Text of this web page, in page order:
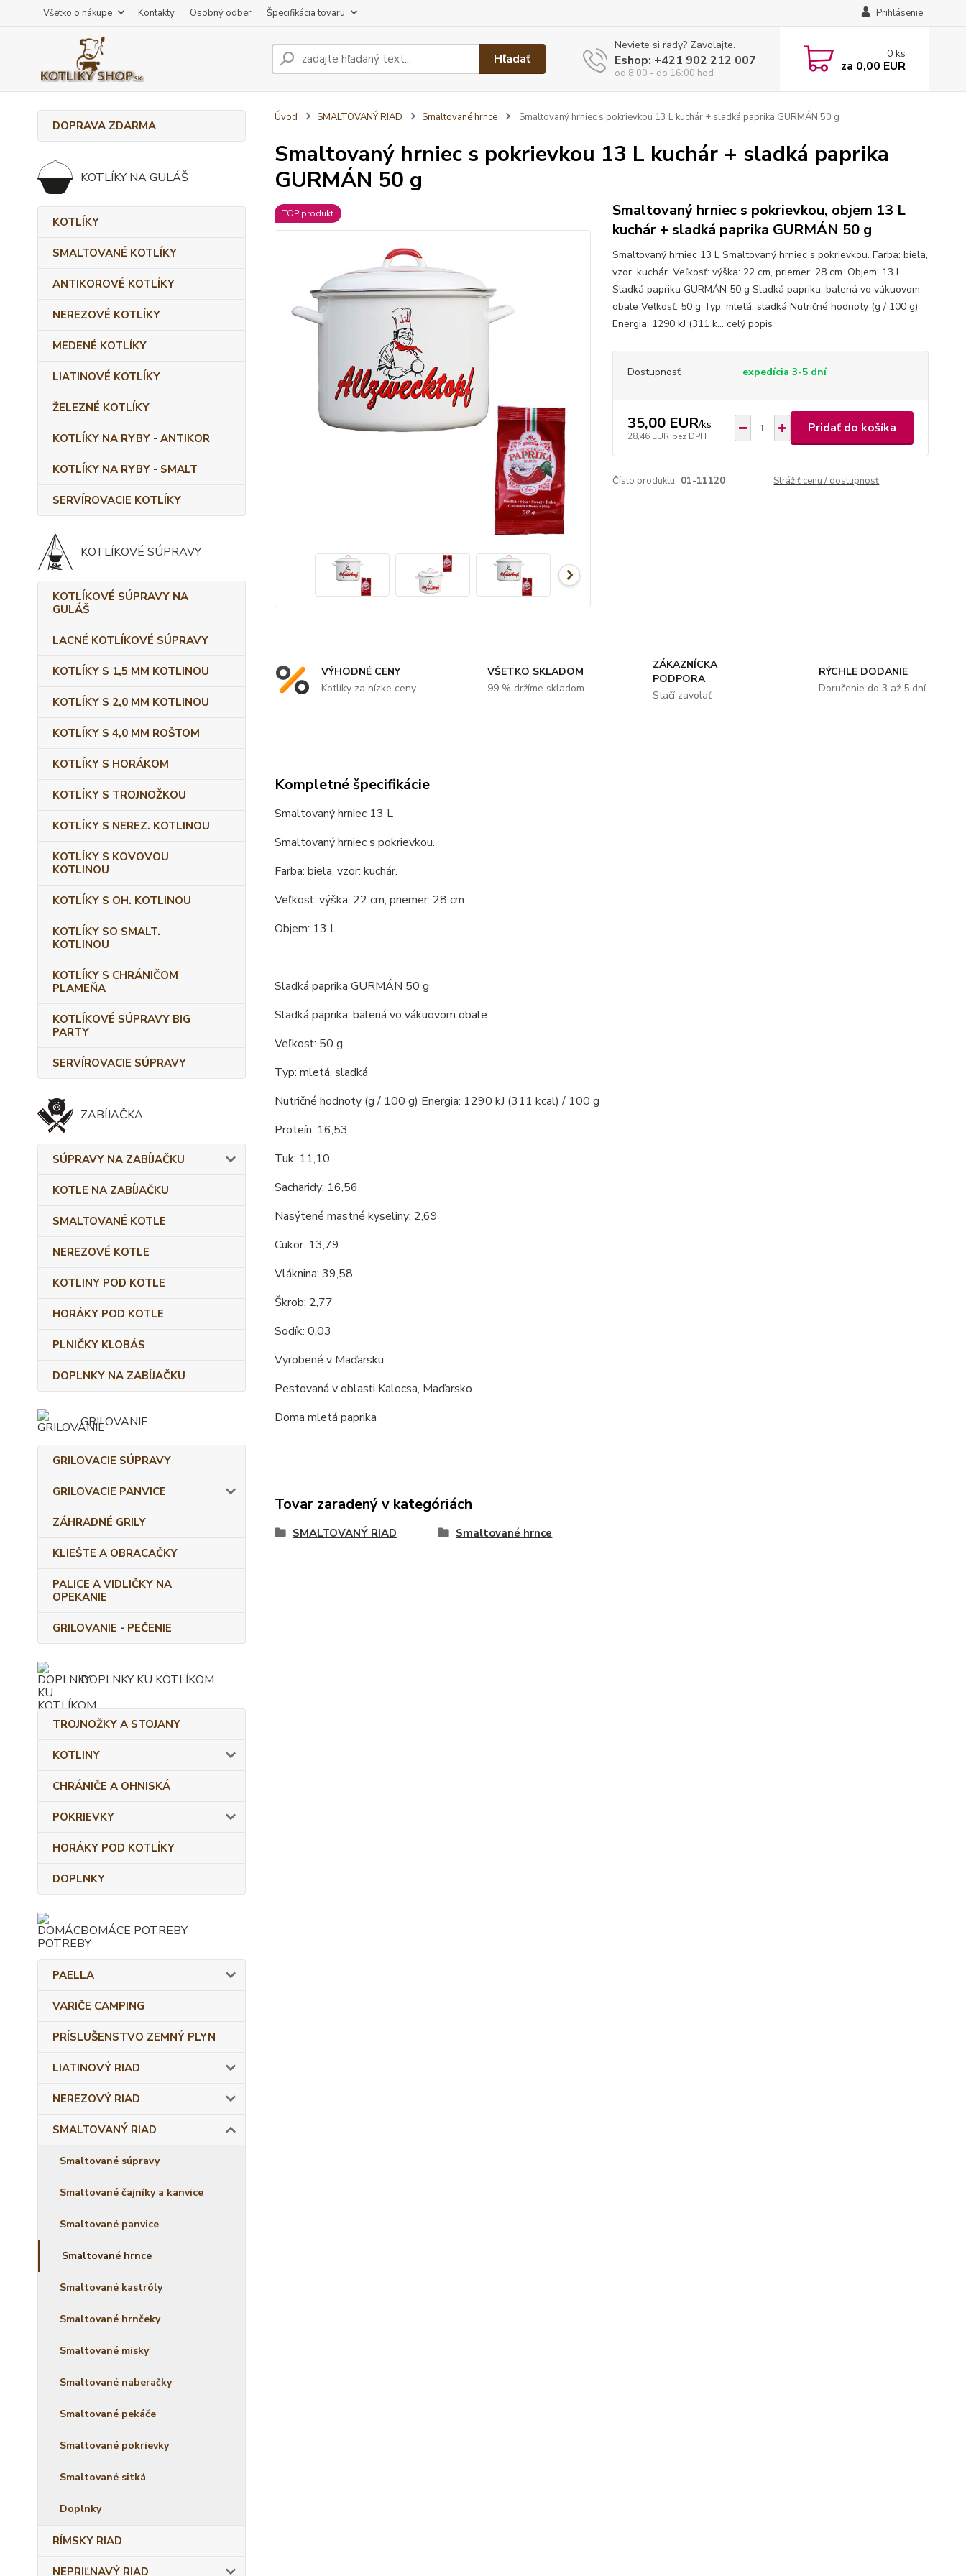
Všetko o nákupe Kontakty Osobný odber Špecifikácia tovaru Prihlásenie
Hľadať
Neviete si rady? Zavolajte.
Eshop: +421 902 212 007
od 8:00 - do 16:00 hod
0 ks
za 0,00 EUR
DOPRAVA ZDARMA
KOTLÍKY NA GULÁŠ
KOTLÍKY
SMALTOVANÉ KOTLÍKY
ANTIKOROVÉ KOTLÍKY
NEREZOVÉ KOTLÍKY
MEDENÉ KOTLÍKY
LIATINOVÉ KOTLÍKY
ŽELEZNÉ KOTLÍKY
KOTLÍKY NA RYBY - ANTIKOR
KOTLÍKY NA RYBY - SMALT
SERVÍROVACIE KOTLÍKY
KOTLÍKOVÉ SÚPRAVY
KOTLÍKOVÉ SÚPRAVY NA
GULÁŠ
LACNÉ KOTLÍKOVÉ SÚPRAVY
KOTLÍKY S 1,5 MM KOTLINOU
KOTLÍKY S 2,0 MM KOTLINOU
KOTLÍKY S 4,0 MM ROŠTOM
KOTLÍKY S HORÁKOM
KOTLÍKY S TROJNOŽKOU
KOTLÍKY S NEREZ. KOTLINOU
KOTLÍKY S KOVOVOU
KOTLINOU
KOTLÍKY S OH. KOTLINOU
KOTLÍKY SO SMALT.
KOTLINOU
KOTLÍKY S CHRÁNIČOM
PLAMEŇA
KOTLÍKOVÉ SÚPRAVY BIG
PARTY
SERVÍROVACIE SÚPRAVY
ZABÍJAČKA
SÚPRAVY NA ZABÍJAČKU
KOTLE NA ZABÍJAČKU
SMALTOVANÉ KOTLE
NEREZOVÉ KOTLE
KOTLINY POD KOTLE
HORÁKY POD KOTLE
PLNIČKY KLOBÁS
DOPLNKY NA ZABÍJAČKU
GRILOVANIE
GRILOVACIE SÚPRAVY
GRILOVACIE PANVICE
ZÁHRADNÉ GRILY
KLIEŠTE A OBRACAČKY
PALICE A VIDLIČKY NA
OPEKANIE
GRILOVANIE - PEČENIE
DOPLNKY KU KOTLÍKOM
TROJNOŽKY A STOJANY
KOTLINY
CHRÁNIČE A OHNISKÁ
POKRIEVKY
HORÁKY POD KOTLÍKY
DOPLNKY
DOMÁCE POTREBY
PAELLA
VARIČE CAMPING
PRÍSLUŠENSTVO ZEMNÝ PLYN
LIATINOVÝ RIAD
NEREZOVÝ RIAD
SMALTOVANÝ RIAD
Smaltované súpravy
Smaltované čajníky a kanvice
Smaltované panvice
Smaltované hrnce
Smaltované kastróly
Smaltované hrnčeky
Smaltované misky
Smaltované naberačky
Smaltované pekáče
Smaltované pokrievky
Smaltované sitká
Doplnky
RÍMSKY RIAD
NEPRIĽNAVÝ RIAD
Úvod SMALTOVANÝ RIAD Smaltované hrnce Smaltovaný hrniec s pokrievkou 13 L kuchár + sladká paprika GURMÁN 50 g
Smaltovaný hrniec s pokrievkou 13 L kuchár + sladká paprika
GURMÁN 50 g
TOP produkt
Smaltovaný hrniec s pokrievkou, objem 13 L
kuchár + sladká paprika GURMÁN 50 g
Smaltovaný hrniec 13 L Smaltovaný hrniec s pokrievkou. Farba: biela,
vzor: kuchár. Veľkosť: výška: 22 cm, priemer: 28 cm. Objem: 13 L.
Sladká paprika GURMÁN 50 g Sladká paprika, balená vo vákuovom
obale Veľkosť: 50 g Typ: mletá, sladká Nutričné hodnoty (g / 100 g)
Energia: 1290 kJ (311 k... celý popis
Dostupnosť expedícia 3-5 dní
35,00 EUR/ks
28,46 EUR bez DPH
Pridať do košíka
Číslo produktu: 01-11120 Strážiť cenu / dostupnosť
VÝHODNÉ CENY
Kotlíky za nízke ceny
VŠETKO SKLADOM
99 % držíme skladom
ZÁKAZNÍCKA
PODPORA
Stačí zavolať
RÝCHLE DODANIE
Doručenie do 3 až 5 dní
Kompletné špecifikácie
Smaltovaný hrniec 13 L
Smaltovaný hrniec s pokrievkou.
Farba: biela, vzor: kuchár.
Veľkosť: výška: 22 cm, priemer: 28 cm.
Objem: 13 L.
Sladká paprika GURMÁN 50 g
Sladká paprika, balená vo vákuovom obale
Veľkosť: 50 g
Typ: mletá, sladká
Nutričné hodnoty (g / 100 g) Energia: 1290 kJ (311 kcal) / 100 g
Proteín: 16,53
Tuk: 11,10
Sacharidy: 16,56
Nasýtené mastné kyseliny: 2,69
Cukor: 13,79
Vláknina: 39,58
Škrob: 2,77
Sodík: 0,03
Vyrobené v Maďarsku
Pestovaná v oblasťi Kalocsa, Maďarsko
Doma mletá paprika
Tovar zaradený v kategóriách
SMALTOVANÝ RIAD Smaltované hrnce